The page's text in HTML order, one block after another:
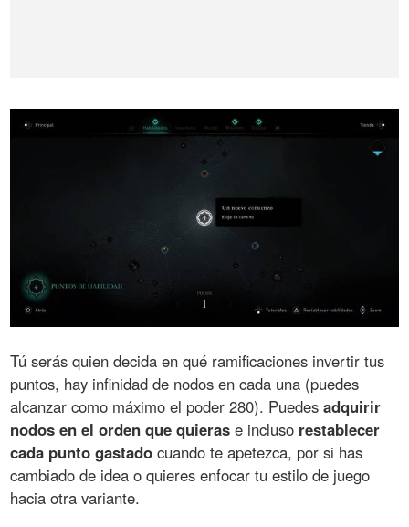
Tú serás quien decida en qué ramificaciones invertir tus
puntos, hay infinidad de nodos en cada una (puedes
alcanzar como máximo el poder 280). Puedesadquirir
nodos en el orden que quieras e incluso restablecer
cada punto gastado cuando te apetezca, por si has
cambiado de idea o quieres enfocar tu estilo de juego
hacia otra variante.